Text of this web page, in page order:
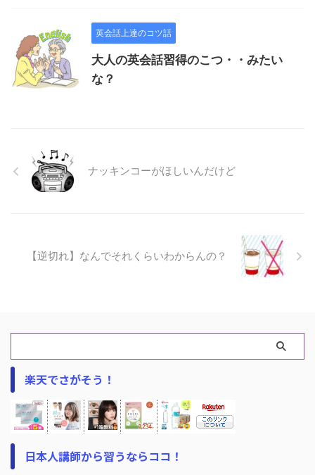
英会話上達のコツ話
大人の英会話習得のこつ・・みたい
な？
ナッキンコーがほしいんだけど
【逆切れ】なんでそれくらいわからんの？
楽天でさがそう！
日本人講師から習うならココ！